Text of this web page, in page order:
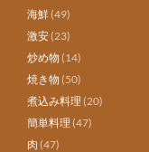
海鮮(49)
激安(23)
炒め物 (14)
焼き物 (50)
煮込み料理 (20)
簡単料理 (47)
肉 (47)